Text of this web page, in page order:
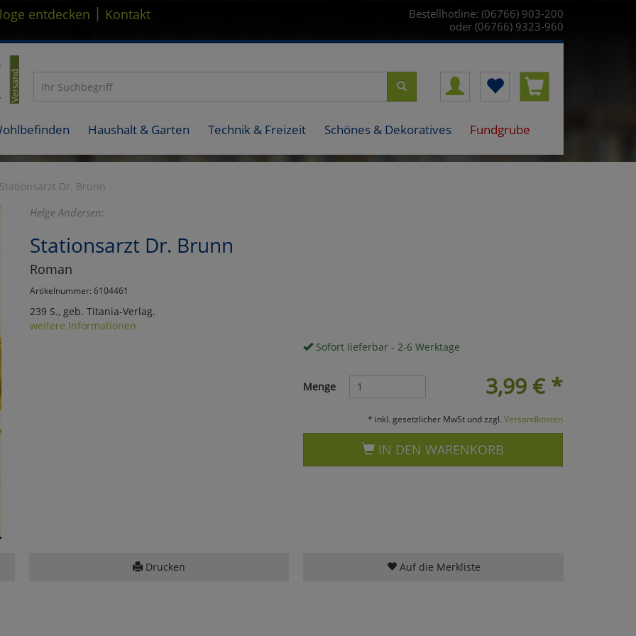
entdecken | Kontakt
Bestellhotline: (06766) 903-200
oder (06766) 9323-960
Haushalt & Garten Technik & Freizeit Schönes & Dekoratives Fundgrube
Stationsarzt Dr. Brunn
Helge Andersen:
Stationsarzt Dr. Brunn
Roman
Artikelnummer: 6104461
239 S., geb. Titania-Verlag.
weitere Informationen
Sofort lieferbar - 2-6 Werktage
3,99 €*
Menge
* inkl. gesetzlicher MwSt und zzgl. Versandkosten
IN DEN WARENKORB
Drucken Auf die Merkliste